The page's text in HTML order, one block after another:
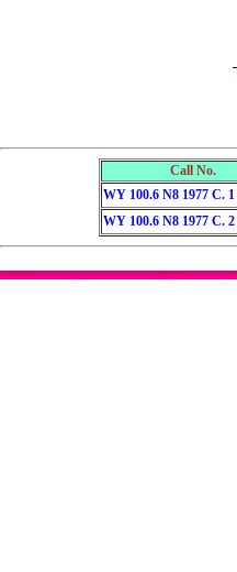
Call No.
WY 100.6 N8 1977 C. 1
WY 100.6 N8 1977 C. 2